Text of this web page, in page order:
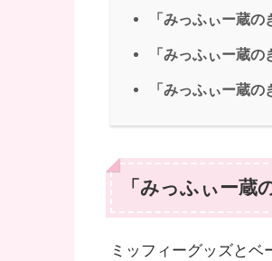
「みっふぃー蔵
「みっふぃー蔵
「みっふぃー蔵
「みっふぃー蔵
ミッフィーグッズとベ